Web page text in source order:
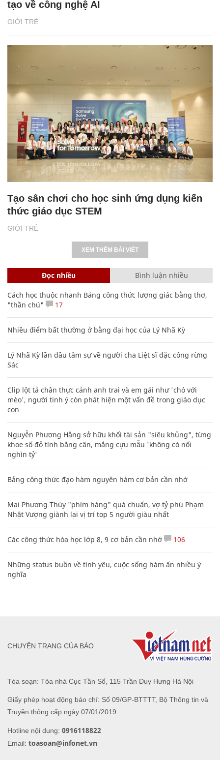
GIỚI TRẺ
tạo về công nghệ AI
GIỚI TRẺ
Tạo sân chơi cho học sinh ứng dụng kiến
thức giáo dục STEM
XEM THÊM BÀI VIẾT
Đọc nhiều Bình luận nhiều
Cách học thuộc nhanh Bảng công thức lượng giác bằng thơ,
"thần chú"
17
Nhiều điểm bất thường ở bằng đại học của Lý Nhã Kỳ
Lý Nhã Kỳ lần đầu tâm sự về người cha Liệt sĩ đặc công rừng
Sác
Clip lột tả chân thực cảnh anh trai và em gái như 'chó với
mèo', người tinh ý còn phát hiện một vấn đề trong giáo dục
con
Nguyễn Phương Hằng sở hữu khối tài sản "siêu khủng", từng
khoe sổ đỏ tính bằng cân, mắng cựu mẫu 'không có nổi
nghìn tỷ'
Bảng công thức đạo hàm nguyên hàm cơ bản cần nhớ
Mai Phương Thúy "phím hàng" quá chuẩn, vợ tỷ phú Phạm
Nhật Vượng giành lại vị trí top 5 người giàu nhất
Các công thức hóa học lớp 8, 9 cơ bản cần nhớ 106
Những status buồn về tình yêu, cuộc sống hàm ẩn nhiều ý
nghĩa
Tòa soạn: Tòa nhà Cục Tần Số, 115 Trần Duy Hưng Hà Nội
Giấy phép hoạt động báo chí: Số 09/GP-BTTTT, Bộ Thông tin và
Truyền thông cấp ngày 07/01/2019.
Hotline nội dung: 0916118822
Email: toasoan@infonet.vn
CHUYÊN TRANG CỦA BÁO